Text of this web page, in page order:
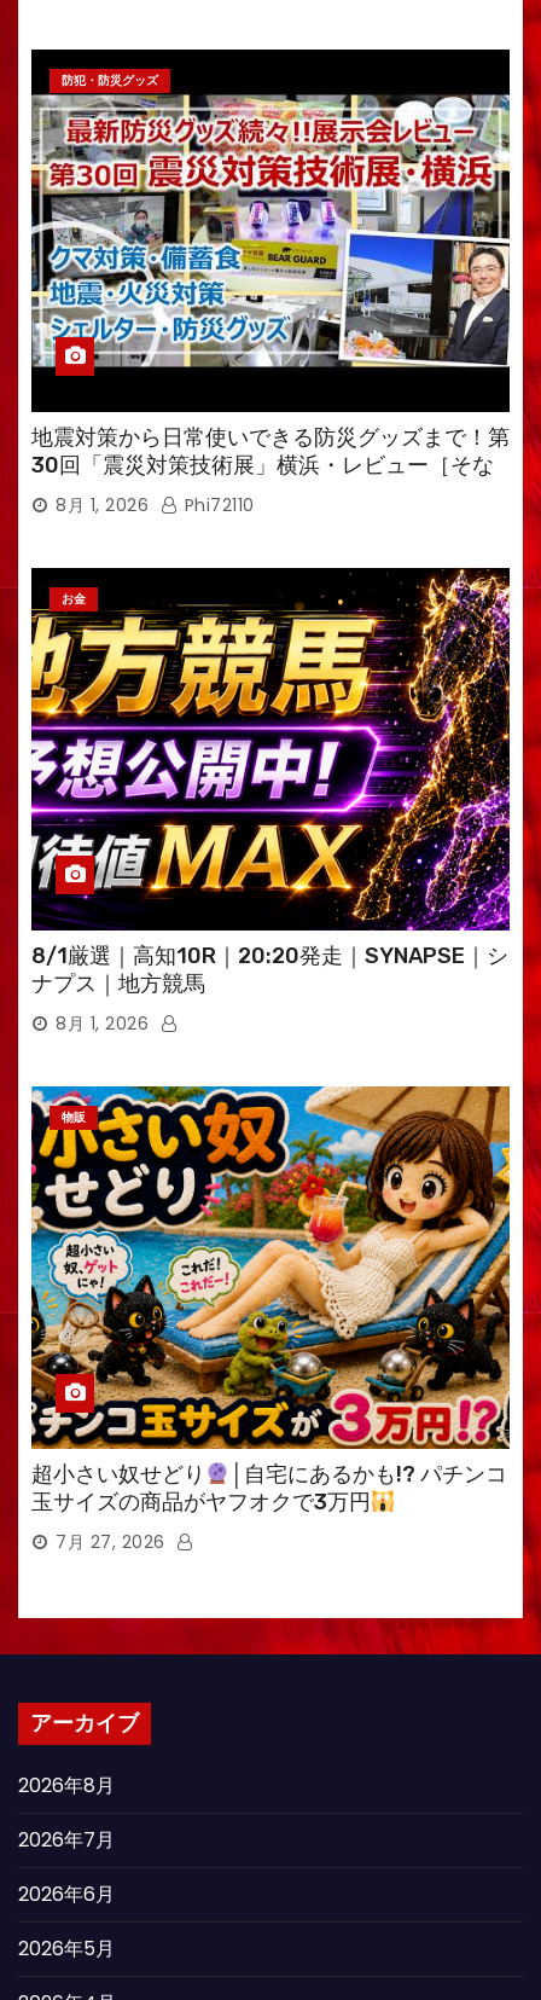
防犯・防災グッズ
地震対策から日常使いできる防災グッズまで！第
30回「震災対策技術展」横浜・レビュー［そな
えるTV・高荷智也］
8月 1, 2026 Phi72110
お金
8/1厳選｜高知10R｜20:20発走｜SYNAPSE｜シ
ナプス｜地方競馬
8月 1, 2026
物販
超小さい奴せどり
│自宅にあるかも!? パチンコ
玉サイズの商品がヤフオクで3万円
7月 27, 2026
アーカイブ
2026年8月
2026年7月
2026年6月
2026年5月